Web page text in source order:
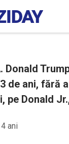
Donald
de ani, fără
pe Donald
ani